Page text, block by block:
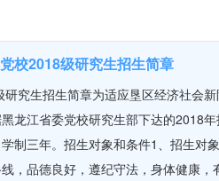
职业学院、黑龙江农垦科技职业学
训高素质农业人才。
学院办学模式
展多渠道、多层次、多形式办学，
校2018级研究生招生简章
究生招生简章为适应垦区经济社会
龙江省委党校研究生部下达的2018
制三年。招生对象和条件1、招生
，品德良好，遵纪守法，身体健康